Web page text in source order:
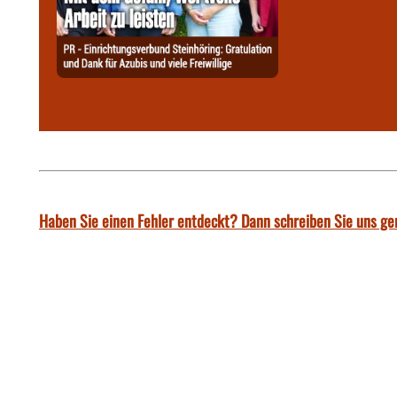
Haben Sie einen Fehler entdeckt? Dann schreiben Sie uns